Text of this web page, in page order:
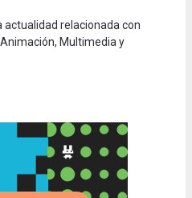
actualidad relacionada con
Multimedia y